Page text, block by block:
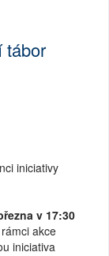
tábor
iniciativy
v 17:30
akce
iniciativa